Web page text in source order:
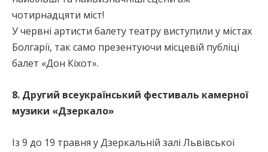
чотирнадцяти міст!
У червні артисти балету театру виступили у містах
Болгарії, так само презентуючи місцевій публіці
балет «Дон Кіхот».
8. Другий всеукраїнський фестиваль камерної
музики «Дзеркало»
Із 9 до 19 травня у Дзеркальній залі Львівської